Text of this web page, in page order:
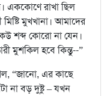
এককোণে রাখা ছিল
মুখখানা। আমাদের
শব্দ কোরো না যেন।
মুশকিল হবে কিন্তু--”
“জানো, এর কাছে
না বড় দুষ্টু – যখন